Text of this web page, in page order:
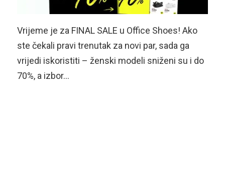
Vrijeme je za FINAL SALE u Office Shoes! Ako
ste čekali pravi trenutak za novi par, sada ga
vrijedi iskoristiti – ženski modeli sniženi su i do
70%, a izbor…